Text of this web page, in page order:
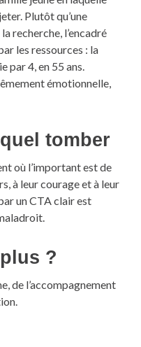
Plutôt qu’une
recherche, l’encadré
les ressources : la
par 4, en 55 ans.
émotionnelle,
tomber
où l’important est de
à leur courage et à leur
un CTA clair est
?
de l’accompagnement